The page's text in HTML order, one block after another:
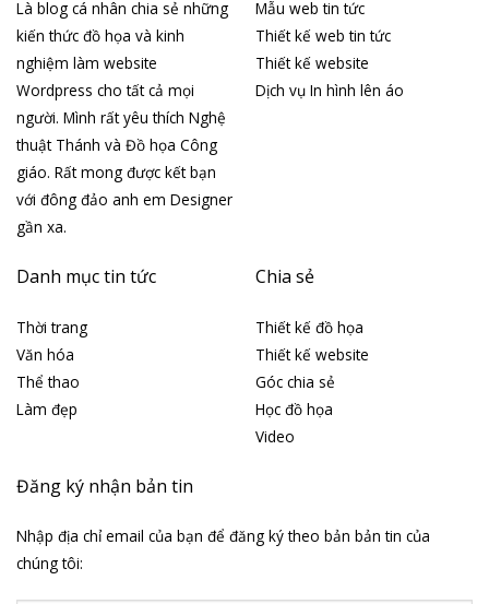
Là blog cá nhân chia sẻ những
kiến thức đồ họa và kinh
nghiệm làm website
Wordpress cho tất cả mọi
người. Mình rất yêu thích Nghệ
thuật Thánh và Đồ họa Công
giáo. Rất mong được kết bạn
với đông đảo anh em Designer
gần xa.
Mẫu web tin tức
Thiết kế web tin tức
Thiết kế website
Dịch vụ In hình lên áo
Danh mục tin tức
Thời trang
Văn hóa
Thể thao
Làm đẹp
Chia sẻ
Thiết kế đồ họa
Thiết kế website
Góc chia sẻ
Học đồ họa
Video
Đăng ký nhận bản tin
Nhập địa chỉ email của bạn để đăng ký theo bản bản tin của
chúng tôi: